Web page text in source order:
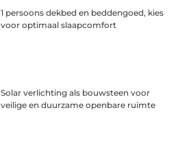
1 persoons dekbed en beddengoed, kies
voor optimaal slaapcomfort
Solar verlichting als bouwsteen voor
veilige en duurzame openbare ruimte